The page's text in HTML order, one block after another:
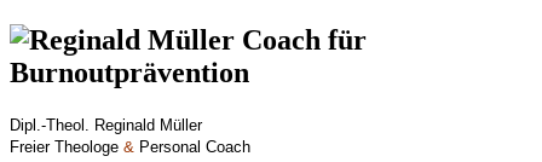
Dipl.-Theol. Reginald Müller
Freier Theologe & Personal Coach